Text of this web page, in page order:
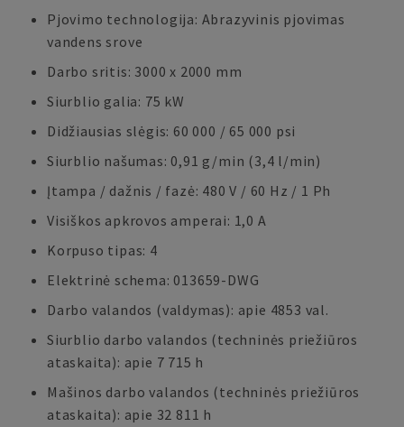
Pjovimo technologija: Abrazyvinis pjovimas
vandens srove
Darbo sritis: 3000 x 2000 mm
Siurblio galia: 75 kW
Didžiausias slėgis: 60 000 / 65 000 psi
Siurblio našumas: 0,91 g/min (3,4 l/min)
Įtampa / dažnis / fazė: 480 V / 60 Hz / 1 Ph
Visiškos apkrovos amperai: 1,0 A
Korpuso tipas: 4
Elektrinė schema: 013659-DWG
Darbo valandos (valdymas): apie 4853 val.
Siurblio darbo valandos (techninės priežiūros
ataskaita): apie 7 715 h
Mašinos darbo valandos (techninės priežiūros
ataskaita): apie 32 811 h